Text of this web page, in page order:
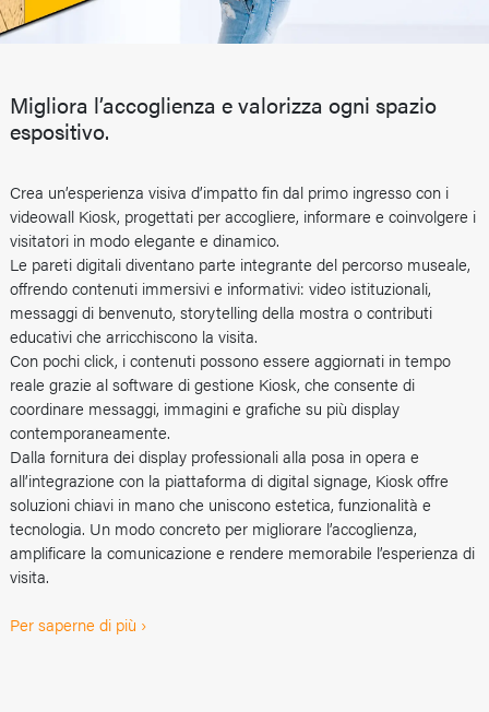
Migliora l’accoglienza e valorizza ogni spazio
espositivo.
Crea un’esperienza visiva d’impatto fin dal primo ingresso con i
videowall Kiosk, progettati per accogliere, informare e coinvolgere i
visitatori in modo elegante e dinamico.
Le pareti digitali diventano parte integrante del percorso museale,
offrendo contenuti immersivi e informativi: video istituzionali,
messaggi di benvenuto, storytelling della mostra o contributi
educativi che arricchiscono la visita.
Con pochi click, i contenuti possono essere aggiornati in tempo
reale grazie al software di gestione Kiosk, che consente di
coordinare messaggi, immagini e grafiche su più display
contemporaneamente.
Dalla fornitura dei display professionali alla posa in opera e
all’integrazione con la piattaforma di digital signage, Kiosk offre
soluzioni chiavi in mano che uniscono estetica, funzionalità e
tecnologia. Un modo concreto per migliorare l’accoglienza,
amplificare la comunicazione e rendere memorabile l’esperienza di
visita.
Per saperne di più ›